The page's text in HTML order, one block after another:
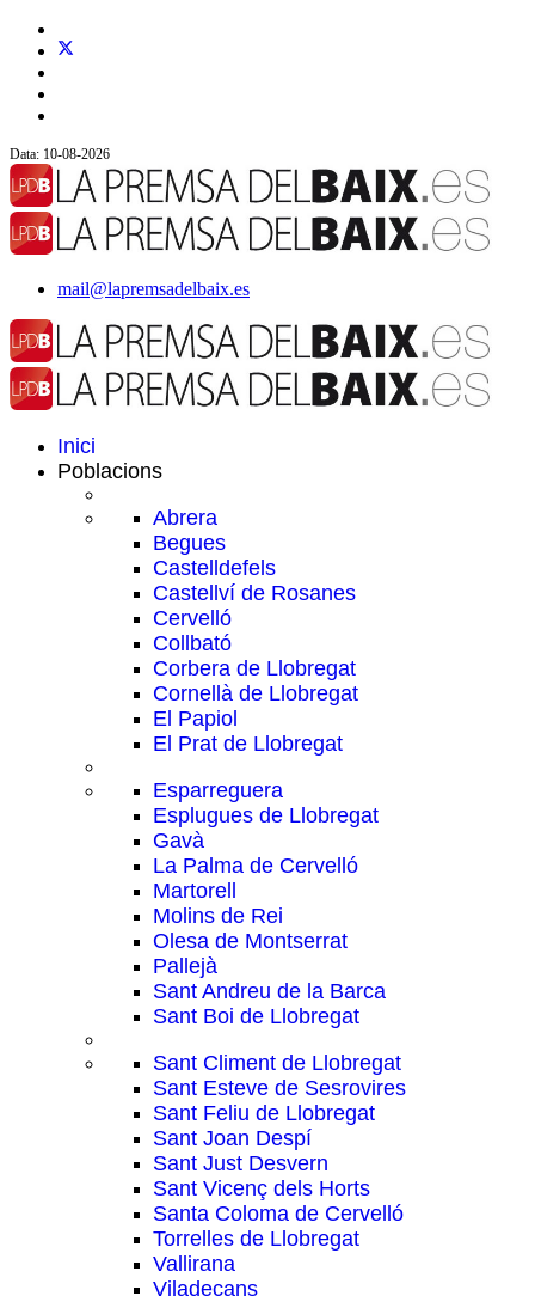
Data: 10-08-2026
mail@lapremsadelbaix.es
Inici
Poblacions
Abrera
Begues
Castelldefels
Castellví de Rosanes
Cervelló
Collbató
Corbera de Llobregat
Cornellà de Llobregat
El Papiol
El Prat de Llobregat
Esparreguera
Esplugues de Llobregat
Gavà
La Palma de Cervelló
Martorell
Molins de Rei
Olesa de Montserrat
Pallejà
Sant Andreu de la Barca
Sant Boi de Llobregat
Sant Climent de Llobregat
Sant Esteve de Sesrovires
Sant Feliu de Llobregat
Sant Joan Despí
Sant Just Desvern
Sant Vicenç dels Horts
Santa Coloma de Cervelló
Torrelles de Llobregat
Vallirana
Viladecans